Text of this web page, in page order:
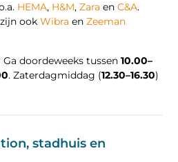
HEMA, H&M,Zara enC&A.
zijn ookWibra enZeeman
Ga doordeweeks tussen10.00–
. Zaterdagmiddag (12.30–16.30)
stadhuis en